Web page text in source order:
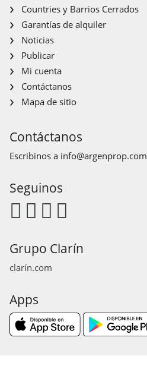
Countries y Barrios Cerrados
Garantías de alquiler
Noticias
Publicar
Mi cuenta
Contáctanos
Mapa de sitio
Contáctanos
Escribinos a info@argenprop.com
Seguinos
Grupo Clarín
clarín.com
Apps